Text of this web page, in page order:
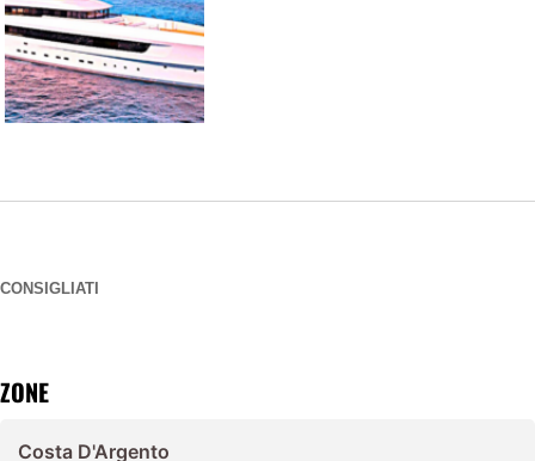
CONSIGLIATI
ZONE
Costa D'Argento